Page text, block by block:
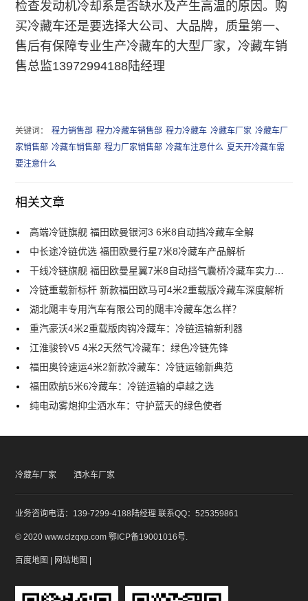
检查发动机冷却系是否缺水及产生高温的原因。购
买冷藏车还是要选择大公司、大品牌，质量第一、
售后有保障专业生产冷藏车的大型厂家，冷藏车销
售总监13972994188陆经理
关键词： 程力销售部 程力冷藏车销售部 程力冷藏车 冷藏车厂家 冷藏车厂
家销售部 冷藏车销售部 程力厂家销售部 冷藏车注意什么 夏天开冷藏车需
要注意什么
相关文章
高端冷链旗舰 福田欧曼银河3 6米8自动挡冷藏车全解
中长途冷链优选 福田欧曼行星7米8冷藏车产品解析
干线冷链旗舰 福田欧曼星翼7米8自动挡气囊桥冷藏车实力解析
冷链重载新标杆 新款福田欧马可4米2重载版冷藏车深度解析
湖北飓丰专用汽车有限公司的飓丰冷藏车怎么样？
重汽豪沃4米2重载版肉钩冷藏车：冷链运输新利器
江淮骏铃V5 4米2天然气冷藏车：绿色冷链先锋
福田奥铃速运4米2新款冷藏车：冷链运输新典范
福田欧航5米6冷藏车：冷链运输的卓越之选
纯电动雾炮抑尘洒水车：守护蓝天的绿色使者
冷藏车厂家 洒水车厂家
业务咨询电话：139-7299-4188陆经理 联系QQ：525359861
© 2020 www.clzqxp.com鄂ICP备19001016号.
百度地图 网站地图